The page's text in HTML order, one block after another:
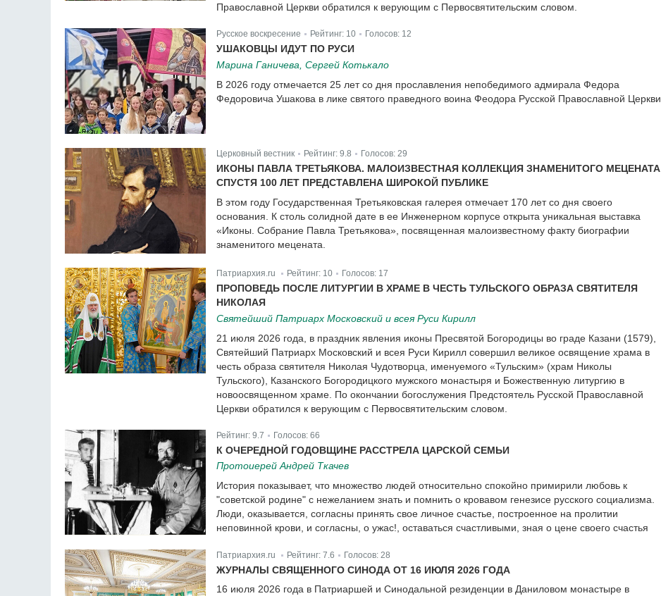
Православной Церкви обратился к верующим с Первосвятительским словом.
Русское воскресение Рейтинг: 10 Голосов: 12
УШАКОВЦЫ ИДУТ ПО РУСИ
Марина Ганичева, Сергей Котькало
В 2026 году отмечается 25 лет со дня прославления непобедимого адмирала Федора
Федоровича Ушакова в лике святого праведного воина Феодора Русской Православной Церкви.
Церковный вестник Рейтинг: 9.8 Голосов: 29
ИКОНЫ ПАВЛА ТРЕТЬЯКОВА. МАЛОИЗВЕСТНАЯ КОЛЛЕКЦИЯ ЗНАМЕНИТОГО МЕЦЕНАТА
СПУСТЯ 100 ЛЕТ ПРЕДСТАВЛЕНА ШИРОКОЙ ПУБЛИКЕ
В этом году Государственная Третьяковская галерея отмечает 170 лет со дня своего
основания. К столь солидной дате в ее Инженерном корпусе открыта уникальная выставка
«Иконы. Собрание Павла Третьякова», посвященная малоизвестному факту биографии
знаменитого мецената.
Патриархия.ru Рейтинг: 10 Голосов: 17
ПРОПОВЕДЬ ПОСЛЕ ЛИТУРГИИ В ХРАМЕ В ЧЕСТЬ ТУЛЬСКОГО ОБРАЗА СВЯТИТЕЛЯ
НИКОЛАЯ
Святейший Патриарх Московский и всея Руси Кирилл
21 июля 2026 года, в праздник явления иконы Пресвятой Богородицы во граде Казани (1579),
Святейший Патриарх Московский и всея Руси Кирилл совершил великое освящение храма в
честь образа святителя Николая Чудотворца, именуемого «Тульским» (храм Николы
Тульского), Казанского Богородицкого мужского монастыря и Божественную литургию в
новоосвященном храме. По окончании богослужения Предстоятель Русской Православной
Церкви обратился к верующим с Первосвятительским словом.
Рейтинг: 9.7 | Голосов: 66
К ОЧЕРЕДНОЙ ГОДОВЩИНЕ РАССТРЕЛА ЦАРСКОЙ СЕМЬИ
Протоиерей Андрей Ткачев
История показывает, что множество людей относительно спокойно примирили любовь к
"советской родине" с нежеланием знать и помнить о кровавом генезисе русского социализма.
Люди, оказывается, согласны принять свое личное счастье, построенное на пролитии
неповинной крови, и согласны, о ужас!, оставаться счастливыми, зная о цене своего счастья
Патриархия.ru | Рейтинг: 7.6 | Голосов: 28
ЖУРНАЛЫ СВЯЩЕННОГО СИНОДА ОТ 16 ИЮЛЯ 2026 ГОДА
16 июля 2026 года в Патриаршей и Синодальной резиденции в Даниловом монастыре в